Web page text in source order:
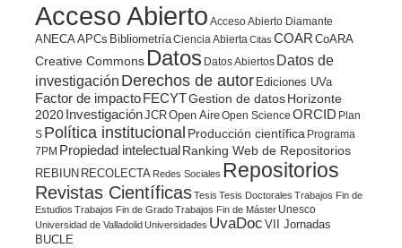
Acceso Abierto Acceso Abierto Diamante
ANECAAPCs BibliometríaCiencia Abierta Citas COAR CoARA
Creative Commons Datos Datos Abiertos Datos de
investigación Derechos de autor Ediciones UVa
Factor de impacto FECYTGestion de datosHorizonte
2020 InvestigaciónJCROpen AireOpen Science ORCID Plan
S Política institucional Producción científica Programa
7PM Propiedad intelectualRanking Web de Repositorios
REBIUN RECOLECTA Redes Sociales Repositorios
Revistas CientíficasTesis Tesis Doctorales Trabajos Fin de
Estudios Trabajos Fin de GradoTrabajos Fin de Máster Unesco
Universidad de Valladolid Universidades UvaDoc VII Jornadas
BUCLE